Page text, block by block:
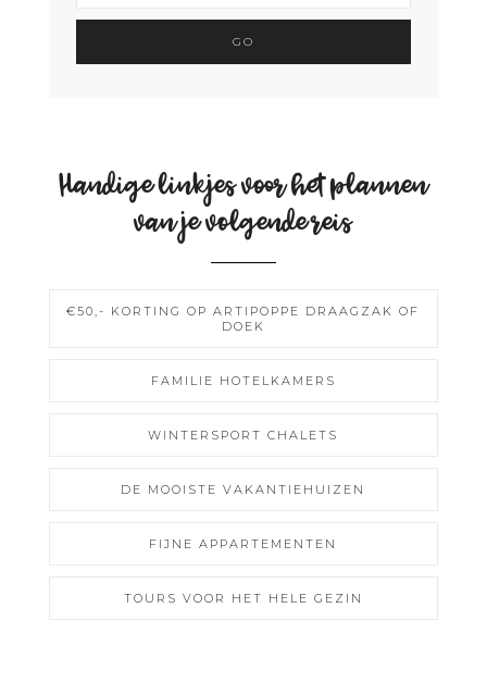
Handige linkjes voor het plannen
van je volgende reis
€50,- KORTING OP ARTIPOPPE DRAAGZAK OF
DOEK
FAMILIE HOTELKAMERS
WINTERSPORT CHALETS
DE MOOISTE VAKANTIEHUIZEN
FIJNE APPARTEMENTEN
TOURS VOOR HET HELE GEZIN